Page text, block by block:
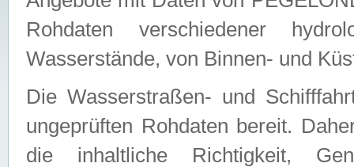
Rohdaten verschiedener
Wasserstände, von Binnen- und
Die Wasserstraßen- und
ungeprüften Rohdaten bereit.
die inhaltliche Richtigkeit,